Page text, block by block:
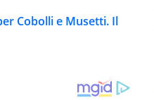
Cobolli e Musetti. Il